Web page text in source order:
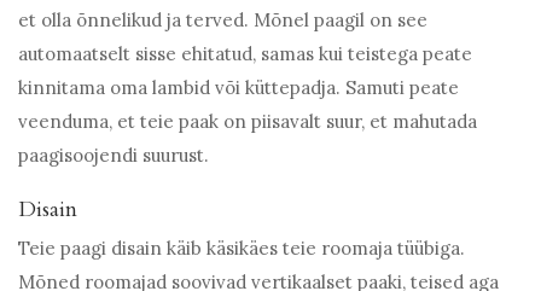
et olla õnnelikud ja terved. Mõnel paagil on see
automaatselt sisse ehitatud, samas kui teistega peate
kinnitama oma lambid või küttepadja. Samuti peate
veenduma, et teie paak on piisavalt suur, et mahutada
paagisoojendi suurust.
Disain
Teie paagi disain käib käsikäes teie roomaja tüübiga.
Mõned roomajad soovivad vertikaalset paaki, teised aga